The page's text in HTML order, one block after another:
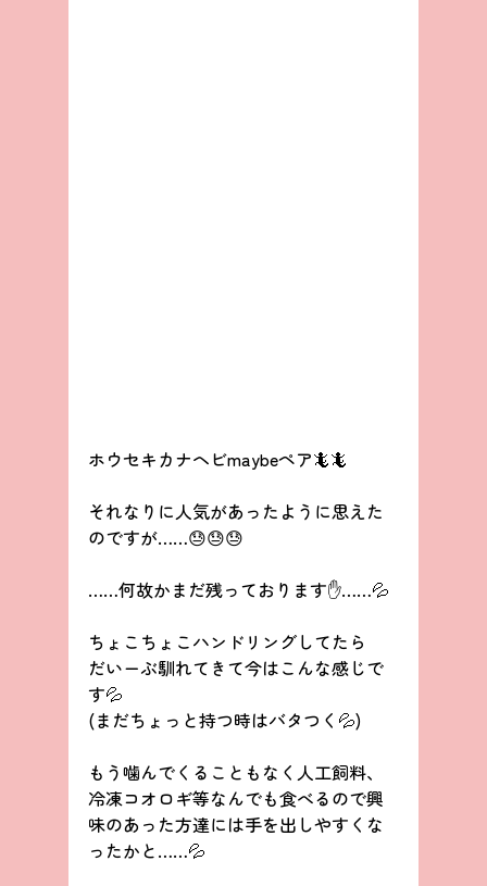
ホウセキカナヘビmaybeペア🦎🦎
それなりに人気があったように思えた
のですが……😓😓😓
……何故かまだ残っております✋……💦
ちょこちょこハンドリングしてたら
だいーぶ馴れてきて今はこんな感じで
す💦
(まだちょっと持つ時はバタつく💦)
もう噛んでくることもなく人工飼料、
冷凍コオロギ等なんでも食べるので興
味のあった方達には手を出しやすくな
ったかと……💦